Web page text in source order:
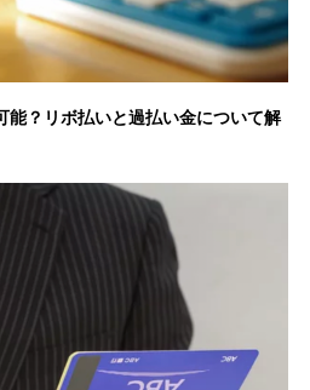
能？リボ払いと過払い金について解